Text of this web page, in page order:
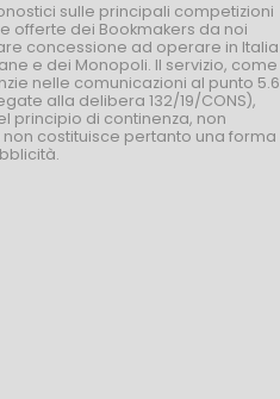
sulle principali competizioni
offerte dei Bookmakers da noi
concessione ad operare in Italia
e dei Monopoli. Il servizio, come
nelle comunicazioni al punto 5.6
alla delibera 132/19/CONS),
principio di continenza, non
costituisce pertanto una forma